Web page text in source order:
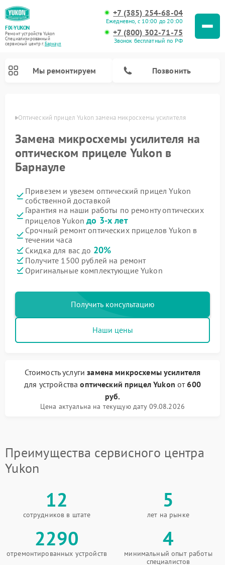
FIX-YUKON
Ремонт устройств Yukon
Специализированный
cервисный центр г.Барнаул
+7 (385) 254-68-04
Ежедневно, с 10:00 до 20:00
+7 (800) 302-71-75
Звонок бесплатный по РФ
Мы ремонтируем Позвонить
Оптический прицел Yukon замена микросхемы усилителя
Замена микросхемы усилителя на
оптическом прицеле Yukon в
Барнауле
Привезем и увезем оптический прицел Yukon
собственной доставкой
Гарантия на наши работы по ремонту оптических
прицелов Yukonдо 3-х лет
Срочный ремонт оптических прицелов Yukon в
течении часа
Скидка для вас до 20%
Получите 1500 рублей на ремонт
Оригинальные комплектующие Yukon
Получить консультацию
Наши цены
Стоимость услугизамена микросхемы усилителя
для устройстваоптический прицел Yukon от600
руб.
Цена актуальна на текущую дату 09.08.2026
Преимущества сервисного центра
Yukon
12
сотрудников в штате
5
лет на рынке
2290
отремонтированных устройств
4
минимальный опыт работы
специалистов